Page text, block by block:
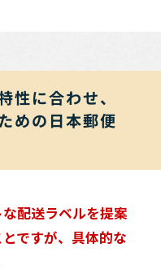
性に合わせ、
めの日本郵便
配送ラベルを提案
ですが、具体的な